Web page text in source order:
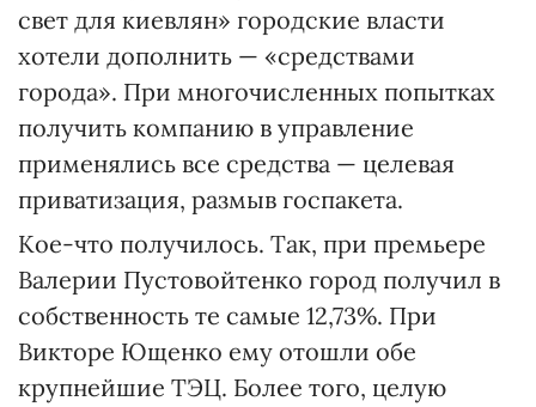
свет для киевлян» городские власти
хотели дополнить — «средствами
города». При многочисленных попытках
получить компанию в управление
применялись все средства — целевая
приватизация, размыв госпакета.
Кое-что получилось. Так, при премьере
Валерии Пустовойтенко город получил в
собственность те самые 12,73%. При
Викторе Ющенко ему отошли обе
крупнейшие ТЭЦ. Более того, целую